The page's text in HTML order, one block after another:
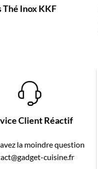
Thé Inox KKF
Client Réactif
la moindre question
cuisine.fr